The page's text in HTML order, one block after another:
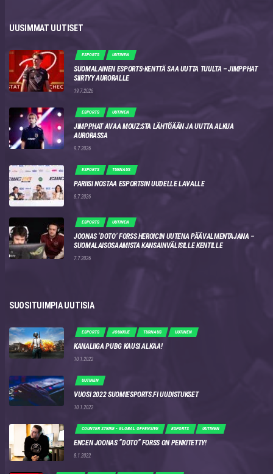
UUSIMMAT UUTISET
ESPORTS UUTINEN
SUOMALAINEN ESPORTS-KENTTÄ SAA UUTTA TUULTA – JIMPPHAT
SIIRTYY AURORALLE
19.7.2026
ESPORTS UUTINEN
JIMPPHAT AVAA MOUZ:STA LÄHTÖÄÄN JA UUTTA ALKUA
AURORASSA
9.7.2026
ESPORTS TURNAUS
PARIISI NOSTAA ESPORTSIN UUDELLE LAVALLE
8.7.2026
ESPORTS UUTINEN
JOONAS ‘DOTO’ FORSS HEROICIN UUTENA PÄÄVALMENTAJANA –
SUOMALAISOSAAMISTA KANSAINVÄLISILLE KENTILLE
7.7.2026
SUOSITUIMPIA UUTISIA
ESPORTS JOUKKUE TURNAUS UUTINEN
KANALIIGA PUBG KAUSI ALKAA!
10.1.2022
UUTINEN
VUOSI 2022 SUOMIESPORTS.FI UUDISTUKSET
10.1.2022
COUNTER STRIKE - GLOBAL OFFENSIVE ESPORTS UUTINEN
ENCEN JOONAS “DOTO” FORSS ON PENKITETTY!
8.1.2022